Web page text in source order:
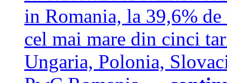
in Romania, la 39,6%
cel mai mare din cinci
Ungaria, Polonia,